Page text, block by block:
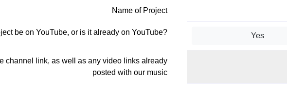
Name of Project
be on YouTube, or is it already on YouTube? Yes
channel link, as well as any video links already
posted with our music